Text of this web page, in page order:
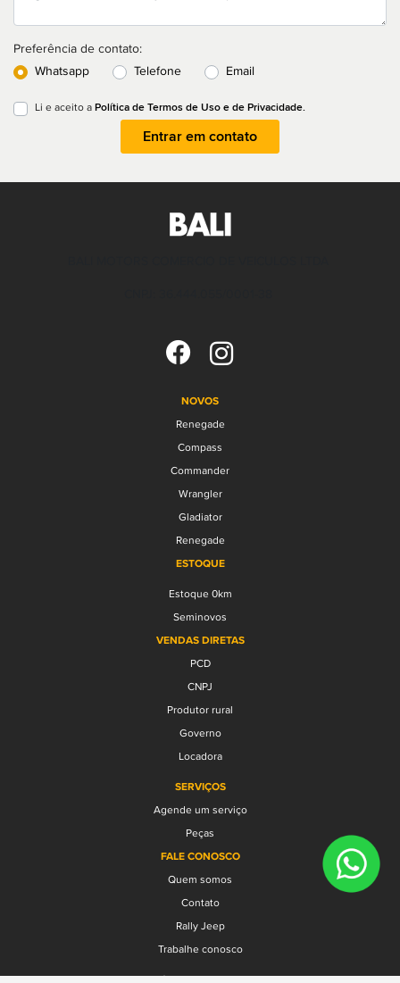
Preferência de contato:
Whatsapp
Telefone Email
Li e aceito a Política de Termos de Uso e de Privacidade.
Entrar em contato
NOVOS
Renegade
Compass
Commander
Wrangler
Gladiator
Renegade
ESTOQUE
Estoque 0km
Seminovos
VENDAS DIRETAS
PCD
CNPJ
Produtor rural
Governo
Locadora
SERVIÇOS
Agende um serviço
Peças
FALE CONOSCO
Quem somos
Contato
Rally Jeep
Trabalhe conosco
Política de privacidade